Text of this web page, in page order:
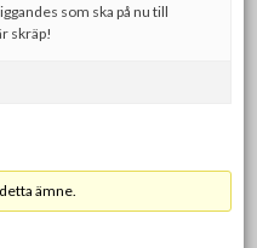
som ska på nu till
skräp!
ämne.